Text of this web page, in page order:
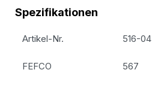
Spezifikationen
Artikel-Nr. 516-04
FEFCO 567